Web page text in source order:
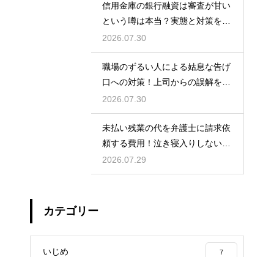
信用金庫の銀行融資は審査が甘い
という噂は本当？実態と対策を徹
底解説
2026.07.30
職場のずるい人による姑息な告げ
口への対策！上司からの誤解を解
いて自分の身の潔白を証明する手
順
2026.07.30
未払い残業の代を弁護士に請求依
頼する費用！泣き寝入りしないた
めの知識
2026.07.29
カテゴリー
いじめ 7